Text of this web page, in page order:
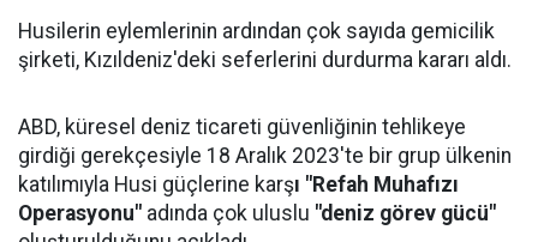
Husilerin eylemlerinin ardından çok sayıda gemicilik
şirketi, Kızıldeniz'deki seferlerini durdurma kararı aldı.
ABD, küresel deniz ticareti güvenliğinin tehlikeye
girdiği gerekçesiyle 18 Aralık 2023'te bir grup ülkenin
katılımıyla Husi güçlerine karşı "Refah Muhafızı
Operasyonu" adında çok uluslu "deniz görev gücü"